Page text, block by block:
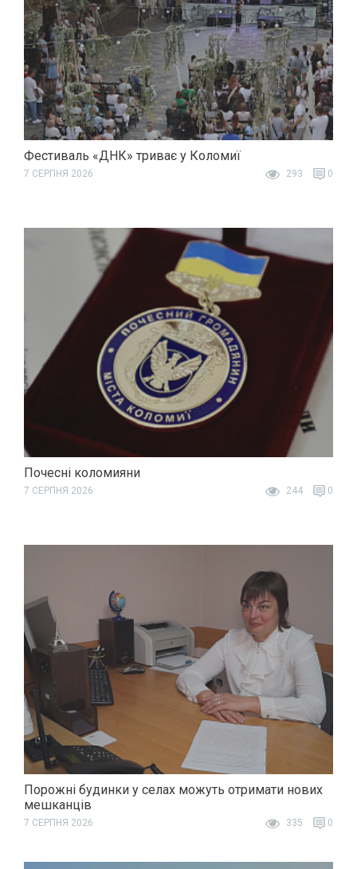
Фестиваль «ДНК» триває у Коломиї
7 СЕРПНЯ 2026 293 0
Почесні коломияни
7 СЕРПНЯ 2026 244 0
Порожні будинки у селах можуть отримати нових
мешканців
7 СЕРПНЯ 2026 335 0